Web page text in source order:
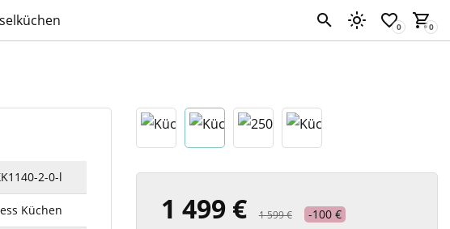
1 499 € 1 599 € -100 €
2-0-l
Küchen